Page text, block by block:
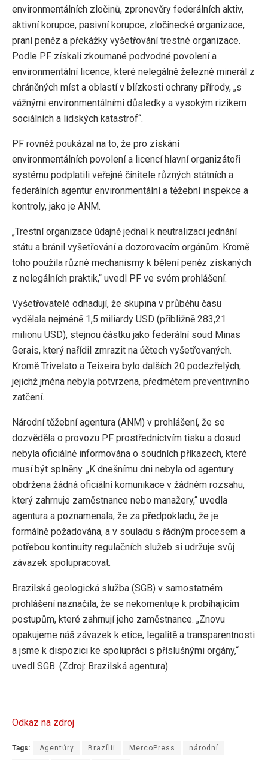
environmentálních zločinů, zpronevěry federálních aktiv,
aktivní korupce, pasivní korupce, zločinecké organizace,
praní peněz a překážky vyšetřování trestné organizace.
Podle PF získali zkoumané podvodné povolení a
environmentální licence, které nelegálně železné minerál z
chráněných míst a oblastí v blízkosti ochrany přírody, „s
vážnými environmentálními důsledky a vysokým rizikem
sociálních a lidských katastrof“.
PF rovněž poukázal na to, že pro získání
environmentálních povolení a licencí hlavní organizátoři
systému podplatili veřejné činitele různých státních a
federálních agentur environmentální a těžební inspekce a
kontroly, jako je ANM.
„Trestní organizace údajně jednal k neutralizaci jednání
státu a bránil vyšetřování a dozorovacím orgánům. Kromě
toho použila různé mechanismy k bělení peněz získaných
z nelegálních praktik,“ uvedl PF ve svém prohlášení.
Vyšetřovatelé odhadují, že skupina v průběhu času
vydělala nejméně 1,5 miliardy USD (přibližně 283,21
milionu USD), stejnou částku jako federální soud Minas
Gerais, který nařídil zmrazit na účtech vyšetřovaných.
Kromě Trivelato a Teixeira bylo dalších 20 podezřelých,
jejichž jména nebyla potvrzena, předmětem preventivního
zatčení.
Národní těžební agentura (ANM) v prohlášení, že se
dozvěděla o provozu PF prostřednictvím tisku a dosud
nebyla oficiálně informována o soudních příkazech, které
musí být splněny. „K dnešnímu dni nebyla od agentury
obdržena žádná oficiální komunikace v žádném rozsahu,
který zahrnuje zaměstnance nebo manažery,“ uvedla
agentura a poznamenala, že za předpokladu, že je
formálně požadována, a v souladu s řádným procesem a
potřebou kontinuity regulačních služeb si udržuje svůj
závazek spolupracovat.
Brazilská geologická služba (SGB) v samostatném
prohlášení naznačila, že se nekomentuje k probíhajícím
postupům, které zahrnují jeho zaměstnance. „Znovu
opakujeme náš závazek k etice, legalitě a transparentnosti
a jsme k dispozici ke spolupráci s příslušnými orgány,“
uvedl SGB. (Zdroj: Brazilská agentura)
Odkaz na zdroj
Tags: Agentúry Brazílii MercoPress národní